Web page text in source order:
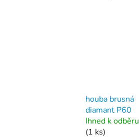
houba brusná
diamant P60
Ihned k odběru
(1 ks)